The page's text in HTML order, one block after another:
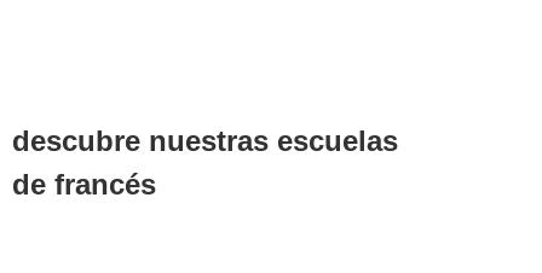
descubre nuestras escuelas
de francés